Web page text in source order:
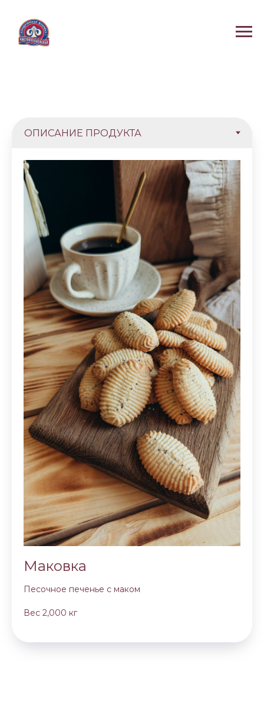
Маковка
Песочное печенье с маком
Вес 2,000 кг